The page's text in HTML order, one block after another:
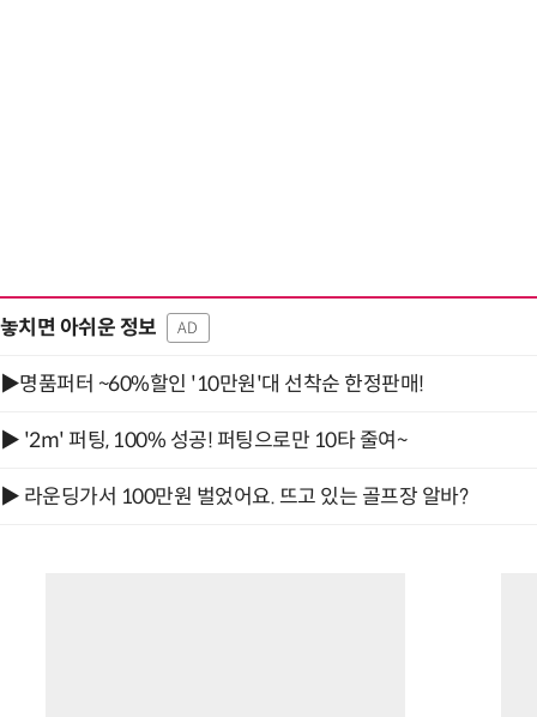
놓치면 아쉬운 정보 AD
▶명품퍼터 ~60%할인 '10만원'대 선착순 한정판매!
▶ '2m' 퍼팅, 100% 성공! 퍼팅으로만 10타 줄여~
▶ 라운딩가서 100만원 벌었어요. 뜨고 있는 골프장 알바?